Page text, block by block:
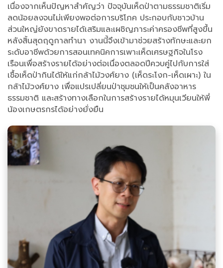
เนื่องจากเห็นปัญหาสำคัญว่า ปัจจุบันเห็ดป่าตามธรรมชาติเริ่ม
ลดน้อยลงจนไม่เพียงพอต่อการบริโภค ประกอบกับชาวบ้าน
ส่วนใหญ่ยังขาดรายได้เสริมและเผชิญภาระค่าครองชีพที่สูงขึ้น
หลังสิ้นสุดฤดูกาลทำนา งานนี้จึงเข้ามาช่วยสร้างทักษะและยก
ระดับอาชีพด้วยการสอนเทคนิคการเพาะเห็ดเศรษฐกิจในโรง
เรือนเพื่อสร้างรายได้อย่างต่อเนื่องตลอดปีควบคู่ไปกับการใส่
เชื้อเห็ดป่ากินได้ให้แก่กล้าไม้วงศ์ยาง (เห็ดระโงก-เห็ดเผาะ) ใน
กล้าไม้วงศ์ยาง เพื่อแปรเปลี่ยนป่าชุมชนให้เป็นคลังอาหาร
ธรรมชาติ และสร้างทางเลือกในการสร้างรายได้หมุนเวียนให้พี่
น้องเกษตรกรได้อย่างยั่งยืน